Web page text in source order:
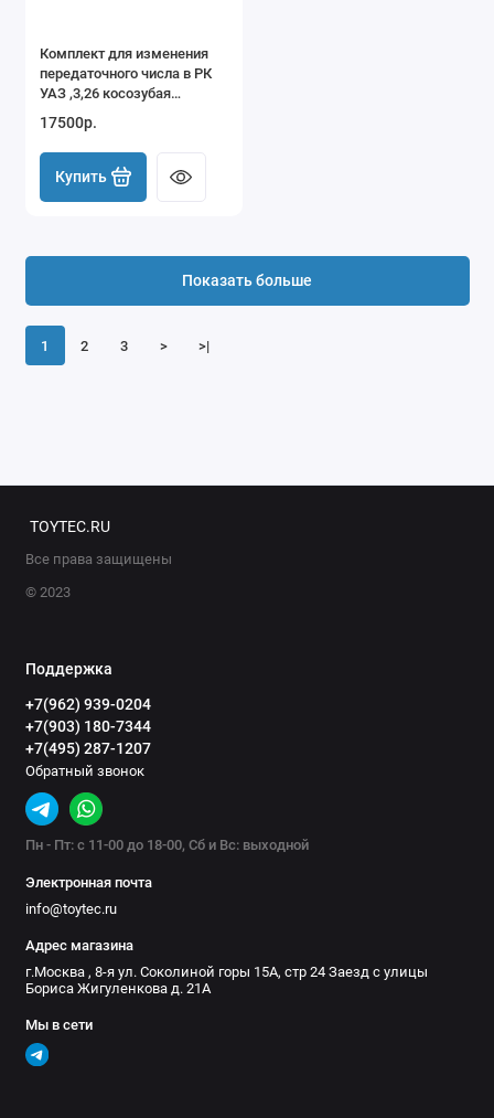
Комплект для изменения
передаточного числа в РК
УАЗ ,3,26 косозубая
17500р.
Купить
1 2 3 > >|
Показать больше
TOYTEC.RU
Все права защищены
© 2023
Поддержка
+7(962) 939-0204
+7(903) 180-7344
+7(495) 287-1207
Обратный звонок
Пн - Пт: с 11-00 до 18-00, Сб и Вс: выходной
Электронная почта
info@toytec.ru
Адрес магазина
г.Москва , 8-я ул. Соколиной горы 15А, стр 24 Заезд с улицы
Бориса Жигуленкова д. 21А
Мы в сети